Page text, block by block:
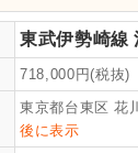
東武伊勢崎線
718,000 円(税抜)
東京都台東区 花
後に表示